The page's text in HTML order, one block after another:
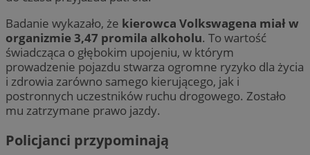
Badanie wykazało, że kierowca Volkswagena miał w
organizmie 3,47 promila alkoholu. To wartość
świadcząca o głębokim upojeniu, w którym
prowadzenie pojazdu stwarza ogromne ryzyko dla życia
i zdrowia zarówno samego kierującego, jak i
postronnych uczestników ruchu drogowego. Zostało
mu zatrzymane prawo jazdy.
Policjanci przypominają